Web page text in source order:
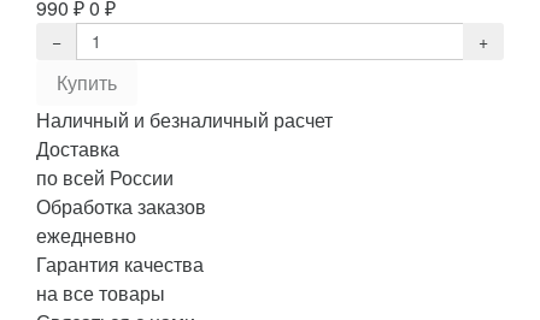
990 ₽0 ₽
Наличный и безналичный расчет
Доставка
по всей России
Обработка заказов
ежедневно
Гарантия качества
на все товары